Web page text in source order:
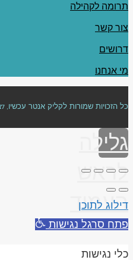
תרומה לקהילה
צור קשר
דרושים
מי אנחנו
כל הזכויות שמורות לקליק אנטר עכשיו, 2017
גלילה
לראש
העמוד
דילוג לתוכן
פתח סרגל נגישות
כלי נגישות